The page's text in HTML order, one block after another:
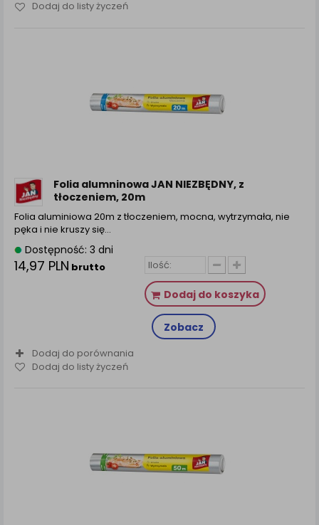
Dodaj do listy życzeń
Folia alumninowa JAN NIEZBĘDNY, z
tłoczeniem, 20m
Folia aluminiowa 20m z tłoczeniem, mocna, wytrzymała, nie
pęka i nie kruszy się…
Dostępność: 3 dni
14,97 PLN brutto
Dodaj do koszyka
Zobacz
Dodaj do porównania
Dodaj do listy życzeń